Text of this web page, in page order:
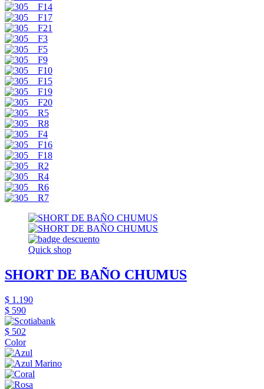
Quick shop
SHORT DE BAÑO CHUMUS
$ 1.190
$ 590
$ 502
Color